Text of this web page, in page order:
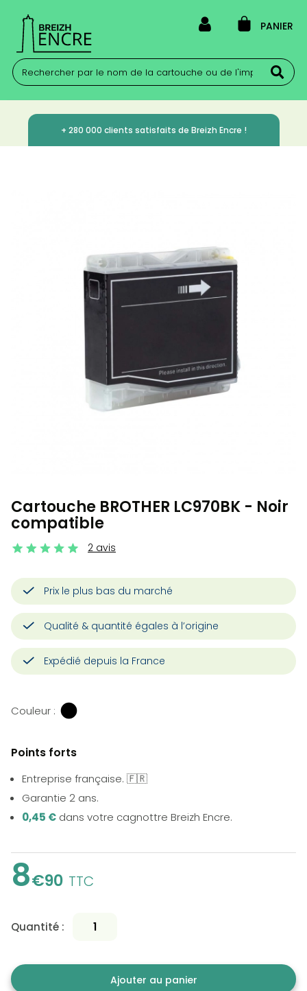
PANIER
+ 280 000 clients satisfaits de Breizh Encre !
Cartouche BROTHER LC970BK - Noir
compatible
2 avis
Prix le plus bas du marché
Qualité & quantité égales à l’origine
Expédié depuis la France
Couleur :
Points forts
Entreprise française. 🇫🇷
Garantie 2 ans.
0,45 € dans votre cagnottre Breizh Encre.
8€90 TTC
Quantité :
Ajouter au panier